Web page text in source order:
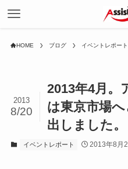
HOME ブログ イベントレポート
2013年4月。
は東京市場
出しました。
2013
8/20
イベントレポート 2013年8月